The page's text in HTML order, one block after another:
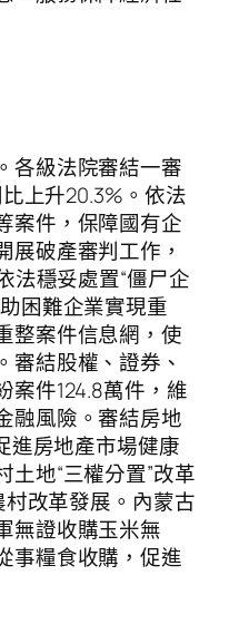
各級法院審結一審
上升20.3%。依法
案件，保障國有企
展破產審判工作，
法穩妥處置“僵尸企
困難企業實現重
整案件信息網，使
審結股權、證券、
案件124.8萬件，維
融風險。審結房地
進房地產市場健康
地“三權分置”改革
村改革發展。內蒙古
無證收購玉米無
事糧食收購，促進